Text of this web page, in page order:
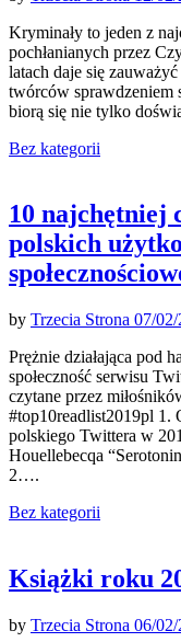
Kryminały to jeden z
pochłanianych przez
latach daje się
twórców sprawdzeniem
biorą się nie tylko
Bez kategorii
10 najchętniej
polskich
by Trzecia Strona 07/
Prężnie działająca pod
społeczność serwisu
czytane przez
#top10readlist2019pl 1.
polskiego Twittera w
Houellebecqa
2….
Bez kategorii
Książki roku
by Trzecia Strona 06/